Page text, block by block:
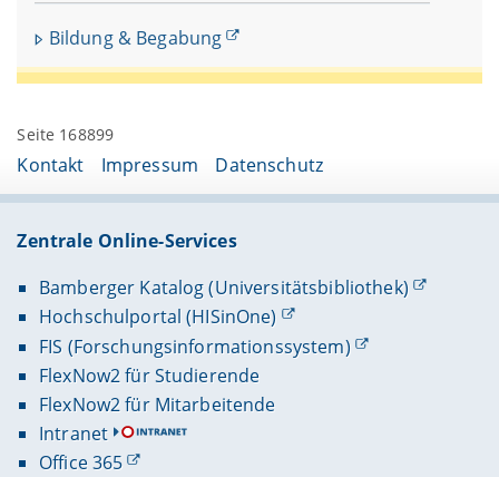
Bildung & Begabung
Seite 168899
Kontakt Impressum Datenschutz
Zentrale Online-Services
Bamberger Katalog (Universitätsbibliothek)
Hochschulportal (HISinOne)
FIS (Forschungsinformationssystem)
FlexNow2 für Studierende
FlexNow2 für Mitarbeitende
Intranet
Office 365